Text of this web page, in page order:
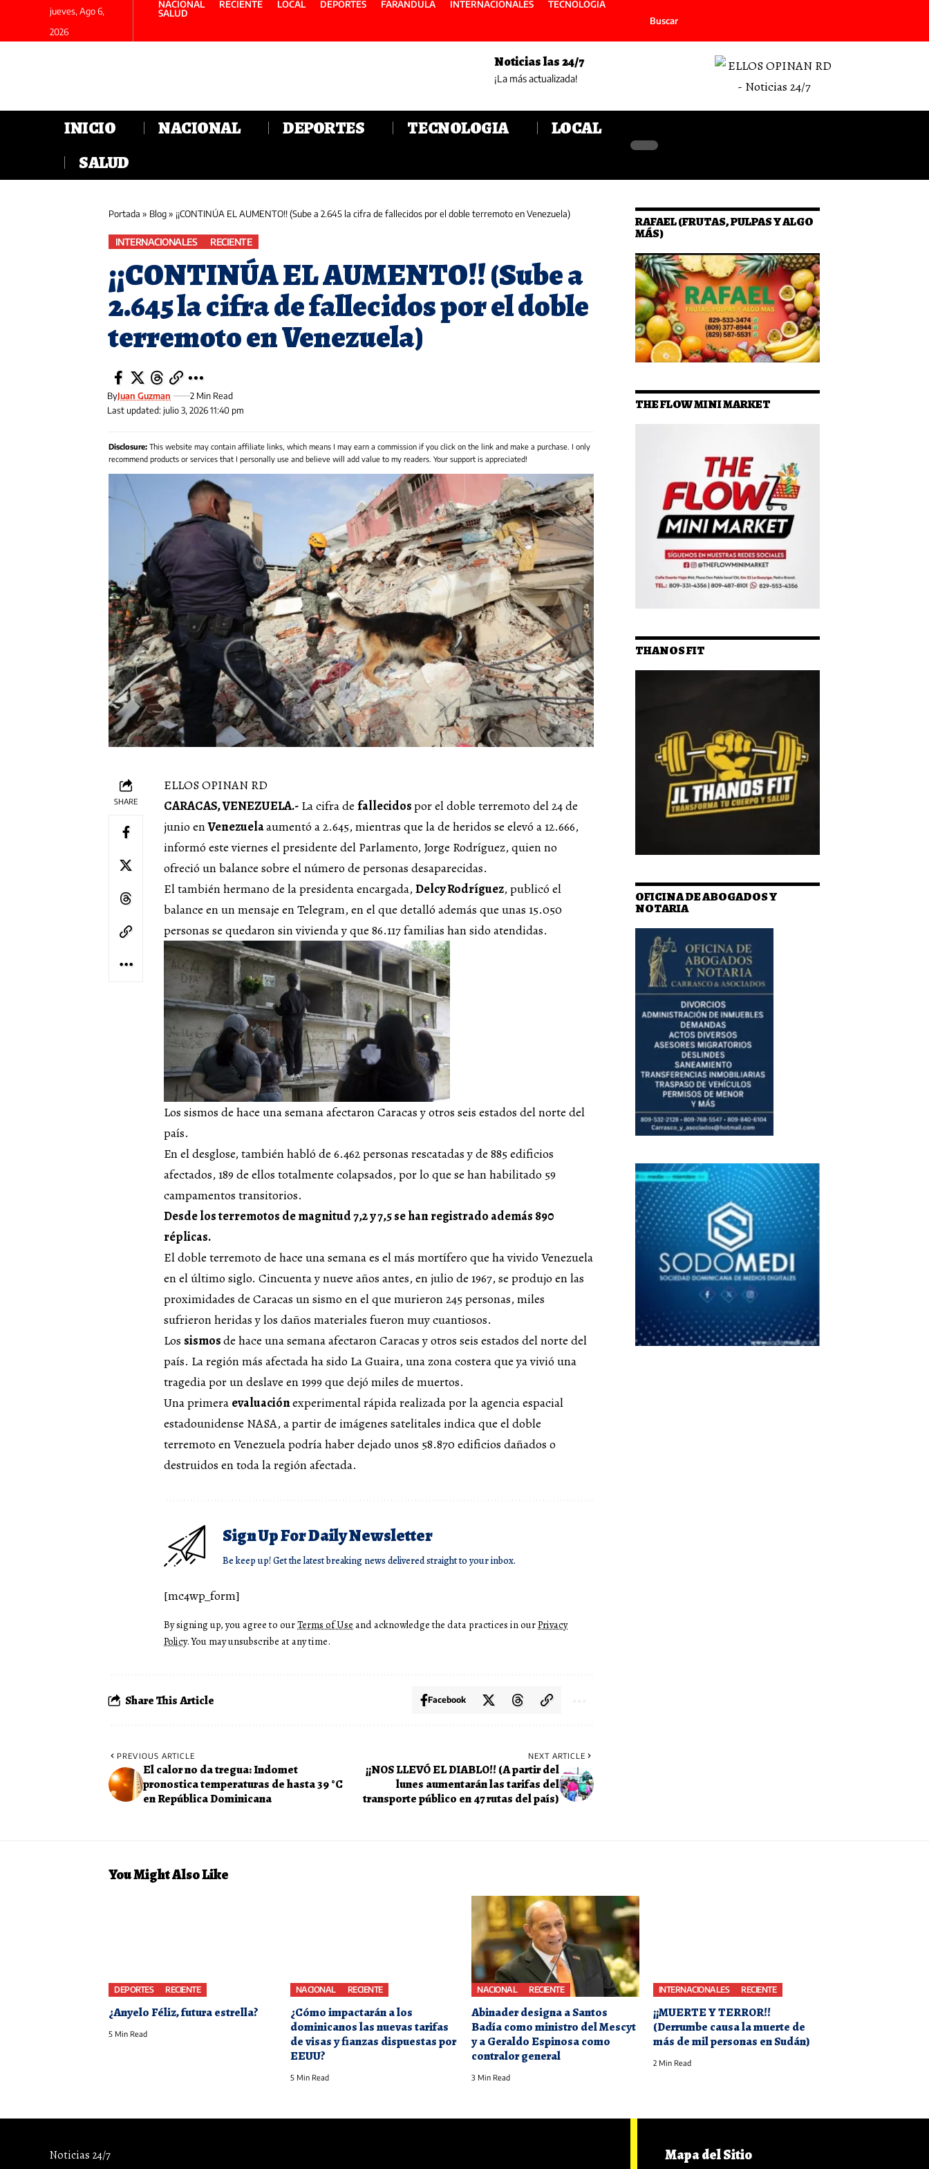
jueves, Ago 6,
2026
NACIONAL RECIENTE LOCAL DEPORTES FARANDULA INTERNACIONALES
TECNOLOGIA
SALUD
Buscar
Noticias las 24/7
¡La más actualizada!
INICIO NACIONAL DEPORTES TECNOLOGIA
LOCAL
SALUD
Portada » Blog» ¡¡CONTINÚA EL AUMENTO!! (Sube a 2.645 la cifra de fallecidos por el doble terremoto en Venezuela)
INTERNACIONALES RECIENTE
¡¡CONTINÚA EL AUMENTO!! (Sube a
2.645 la cifra de fallecidos por el doble
terremoto en Venezuela)
Last updated: julio 3, 2026 11:40 pm
ByJuan Guzman 2 Min Read
Disclosure: This website may contain affiliate links, which means I may earn a commission if you click on the link and make a purchase. I only
recommend products or services that I personally use and believe will add value to my readers. Your support is appreciated!
SHARE
ELLOS OPINAN RD
CARACAS, VENEZUELA.- La cifra de fallecidospor el doble terremoto del 24 de
junio enVenezuelaaumentó a 2.645, mientras que la de heridos se elevó a 12.666,
informó este viernes el presidente del Parlamento, Jorge Rodríguez, quien no
ofreció un balance sobre el número de personas desaparecidas.
El también hermano de la presidenta encargada,Delcy Rodríguez, publicó el
balance en un mensaje en Telegram, en el que detalló además que unas 15.050
personas se quedaron sin vivienda y que 86.117 familias han sido atendidas.
Los sismos de hace una semana afectaron Caracas y otros seis estados del norte del
país.
En el desglose, también habló de 6.462 personas rescatadas y de 885 edificios
afectados, 189 de ellos totalmente colapsados, por lo que se han habilitado 59
campamentos transitorios.
Desde los terremotos de magnitud 7,2 y 7,5 se han registrado además 890
réplicas.
El doble terremoto de hace una semana es el más mortífero que ha vivido Venezuela
en el último siglo. Cincuenta y nueve años antes, en julio de 1967, se produjo en las
proximidades de Caracas un sismo en el que murieron 245 personas, miles
sufrieron heridas y los daños materiales fueron muy cuantiosos.
Los sismosde hace una semana afectaron Caracas y otros seis estados del norte del
país. La región más afectada ha sido La Guaira, una zona costera que ya vivió una
tragedia por un deslave en 1999 que dejó miles de muertos.
Una primera evaluaciónexperimental rápida realizada por la agencia espacial
estadounidense NASA, a partir de imágenes satelitales indica que el doble
terremoto en Venezuela podría haber dejado unos 58.870 edificios dañados o
destruidos en toda la región afectada.
Sign Up For Daily Newsletter
Be keep up! Get the latest breaking news delivered straight to your inbox.
[mc4wp_form]
By signing up, you agree to ourTerms of Useand acknowledge the data practices in ourPrivacy
Policy. You may unsubscribe at any time.
Share This Article Facebook
PREVIOUS ARTICLE
El calor no da tregua: Indomet
pronostica temperaturas de hasta 39 °C
en República Dominicana
NEXT ARTICLE
¡¡NOS LLEVÓ EL DIABLO!! (A partir del
lunes aumentarán las tarifas del
transporte público en 47 rutas del país)
RAFAEL (FRUTAS, PULPAS Y ALGO
MÁS)
THE FLOW MINI MARKET
THANOS FIT
OFICINA DE ABOGADOS Y
NOTARIA
You Might Also Like
DEPORTES RECIENTE
¿Anyelo Féliz, futura estrella?
5 Min Read
NACIONAL RECIENTE
¿Cómo impactarán a los
dominicanos las nuevas tarifas
de visas y fianzas dispuestas por
EEUU?
5 Min Read
NACIONAL RECIENTE
Abinader designa a Santos
Badía como ministro del Mescyt
y a Geraldo Espinosa como
contralor general
3 Min Read
INTERNACIONALES RECIENTE
¡¡MUERTE Y TERROR!!
(Derrumbe causa la muerte de
más de mil personas en Sudán)
2 Min Read
Noticias 24/7 Mapa del Sitio